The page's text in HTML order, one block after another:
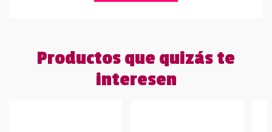
Productos que quizás te
interesen